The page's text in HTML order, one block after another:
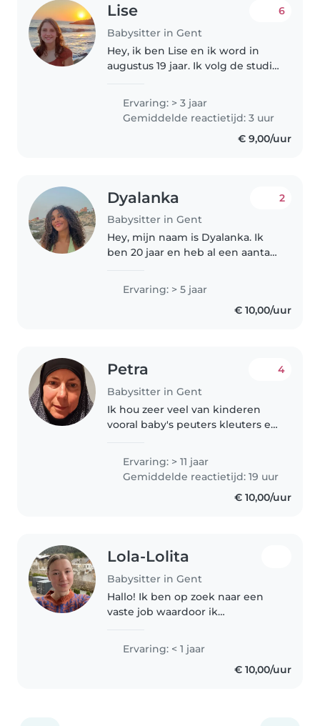
Lise
Babysitter in Gent
6
Hey, ik ben Lise en ik word in
augustus 19 jaar. Ik volg de studie
Momenteel woon ik nog bij mijn
ouders thuis (in Drongen)..
Ervaring: > 3 jaar
Gemiddelde reactietijd: 3 uur
€ 9,00/uur
Dyalanka
Babysitter in Gent
2
Hey, mijn naam is Dyalanka. Ik
ben 20 jaar en heb al een aantal
graag bij kinderen, want zelf heb
ik veel nichtjes en neefjes
waarmee ik altijd super graag..
Ervaring: > 5 jaar
€ 10,00/uur
Petra
Babysitter in Gent
4
Ik hou zeer veel van kinderen
vooral baby's peuters kleuters en
kan ik zeer goed Belgische
keuken Marokkaanse, Turkse
Egyptische keuken. Ik ben altijd..
Ervaring: > 11 jaar
Gemiddelde reactietijd: 19 uur
€ 10,00/uur
Lola-Lolita
Babysitter in Gent
Hallo! Ik ben op zoek naar een
vaste job waardoor ik
te vullen. Vroeger (toen ik 15/16
was) babysitte ik wel eens,
daarna begon ik als student in
Ervaring: < 1 jaar
€ 10,00/uur